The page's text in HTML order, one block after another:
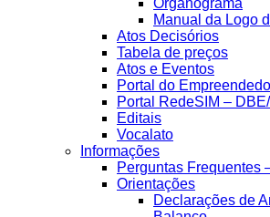
Organograma
Manual da Logo
Atos Decisórios
Tabela de preços
Atos e Eventos
Portal do
Portal RedeSIM –
Editais
Vocalato
Informações
Perguntas Frequentes
Orientações
Declarações de